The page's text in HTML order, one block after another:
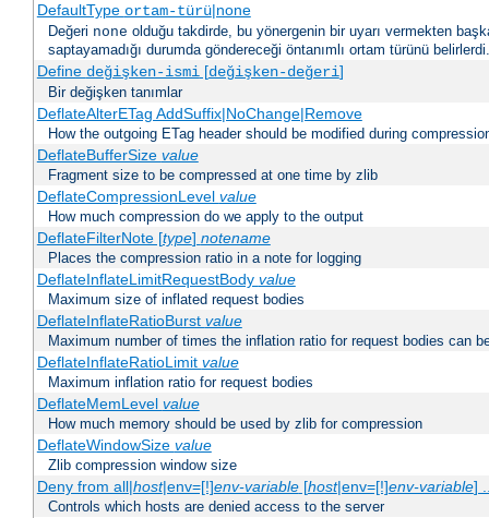
DefaultType ortam-türü|none
Değeri none olduğu takdirde, bu yönergenin bir uyarı vermekten
saptayamadığı durumda göndereceği öntanımlı ortam türünü belirlerdi.
Define değişken-ismi[değişken-değeri]
Bir değişken tanımlar
DeflateAlterETag AddSuffix|NoChange|Remove
How the outgoing ETag header should be modified during
DeflateBufferSize value
Fragment size to be compressed at one time by zlib
DeflateCompressionLevel value
How much compression do we apply to the output
DeflateFilterNote [type] notename
Places the compression ratio in a note for logging
DeflateInflateLimitRequestBody value
Maximum size of inflated request bodies
DeflateInflateRatioBurst value
Maximum number of times the inflation ratio for request bodies can
DeflateInflateRatioLimit value
Maximum inflation ratio for request bodies
DeflateMemLevel value
How much memory should be used by zlib for compression
DeflateWindowSize value
Zlib compression window size
Deny from all|host|env=[!]env-variable[host|env=[!]env-variable]
Controls which hosts are denied access to the server